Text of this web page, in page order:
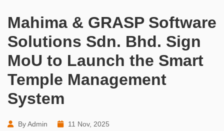
Mahima & GRASP Software
Solutions Sdn. Bhd. Sign
MoU to Launch the Smart
Temple Management
System
By Admin 11 Nov, 2025